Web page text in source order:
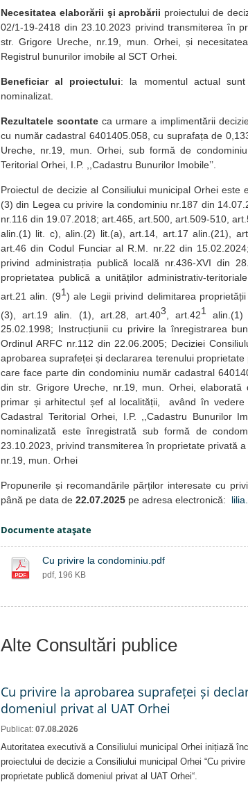
Necesitatea elaborării şi aprobării proiectului de
02/1-19-2418 din 23.10.2023 privind transmiterea în
str. Grigore Ureche, nr.19, mun. Orhei, și
Registrul bunurilor imobile al SCT Orhei.
Beneficiar al proiectului: la momentul actual
nominalizat.
Rezultatele scontate ca urmare a implimentării
cu număr cadastral 6401405.058, cu suprafața de
Ureche, nr.19, mun. Orhei, sub formă de
Teritorial Orhei, I.P. ,,Cadastru Bunurilor Imobile’’.
Proiectul de decizie al Consiliului municipal Orhei
(3) din Legea cu privire la condominiu nr.187 din
nr.116 din 19.07.2018; art.465, art.500, art.509-510,
alin.(1) lit. c), alin.(2) lit.(a), art.14, art.17 alin.(21),
art.46 din Codul Funciar al R.M. nr.22 din
privind administrația publică locală nr.436-XVI din
proprietatea publică a unităților administrativ-
art.21 alin. (91) ale Legii privind delimitarea
(3), art.19 alin. (1), art.28, art.403 , art.421
25.02.1998; Instrucțiunii cu privire la înregistrarea
Ordinul ARFC nr.112 din 22.06.2005; Deciziei
aprobarea suprafeței și declararea terenului proprietate
care face parte din condominiu număr cadastral
din str. Grigore Ureche, nr.19, mun. Orhei,
primar și arhitectul șef al localității, având în
Cadastral Teritorial Orhei, I.P. ,,Cadastru Bunurilor
nominalizată este înregistrată sub formă de
23.10.2023, privind transmiterea în proprietate privată
nr.19, mun. Orhei
Propunerile și recomandările părților interesate cu
până pe data de 22.07.2025 pe adresa electronică:
Documente ataşate
Cu privire la condominiu.pdf
pdf, 196 KB
Alte Consultări publice
Cu privire la aprobarea suprafeței și
domeniul privat al UAT Orhei
Publicat: 07.08.2026
Autoritatea executivă a Consiliului municipal Orhei inițiază
proiectului de decizie a Consiliului municipal Orhei “Cu
proprietate publică domeniul privat al UAT Orhei“.